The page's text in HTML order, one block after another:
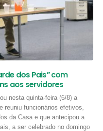
dos Pais” com
aos servidores
nesta quinta-feira (6/8) a
reuniu funcionários efetivos,
da Casa e que antecipou a
a ser celebrado no domingo